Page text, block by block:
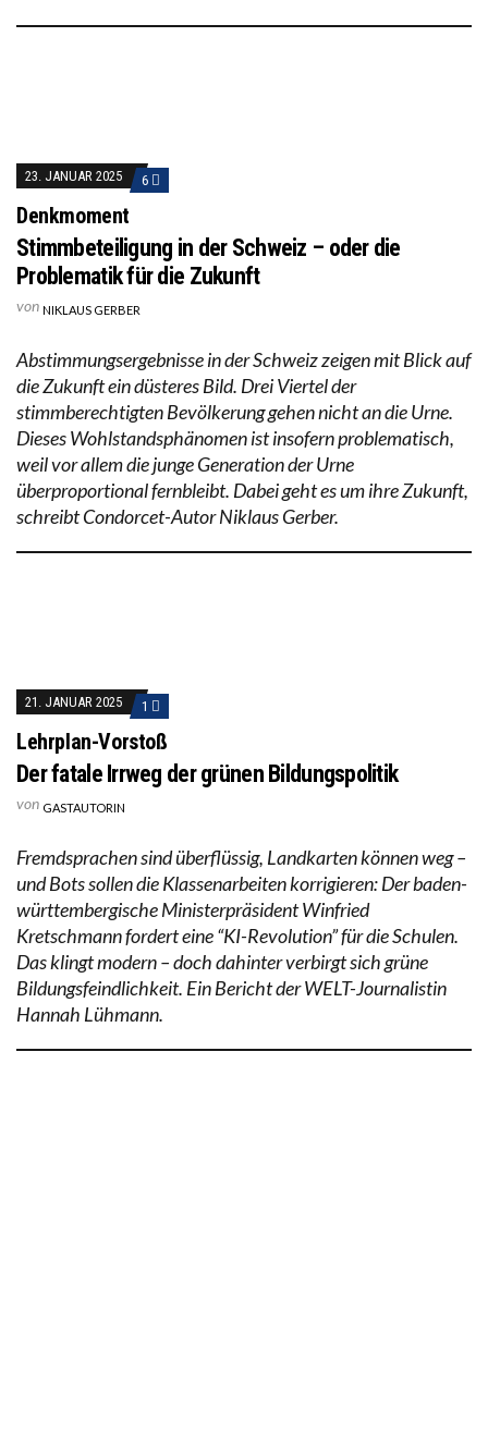
23. JANUAR 2025 6
Denkmoment
Stimmbeteiligung in der Schweiz – oder die
Problematik für die Zukunft
von NIKLAUS GERBER
Abstimmungsergebnisse in der Schweiz zeigen mit Blick auf
die Zukunft ein düsteres Bild. Drei Viertel der
stimmberechtigten Bevölkerung gehen nicht an die Urne.
Dieses Wohlstandsphänomen ist insofern problematisch,
weil vor allem die junge Generation der Urne
überproportional fernbleibt. Dabei geht es um ihre Zukunft,
schreibt Condorcet-Autor Niklaus Gerber.
21. JANUAR 2025 1
Lehrplan-Vorstoß
Der fatale Irrweg der grünen Bildungspolitik
von GASTAUTORIN
Fremdsprachen sind überflüssig, Landkarten können weg –
und Bots sollen die Klassenarbeiten korrigieren: Der baden-
württembergische Ministerpräsident Winfried
Kretschmann fordert eine “KI-Revolution” für die Schulen.
Das klingt modern – doch dahinter verbirgt sich grüne
Bildungsfeindlichkeit. Ein Bericht der WELT-Journalistin
Hannah Lühmann.